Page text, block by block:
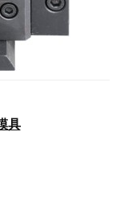
具